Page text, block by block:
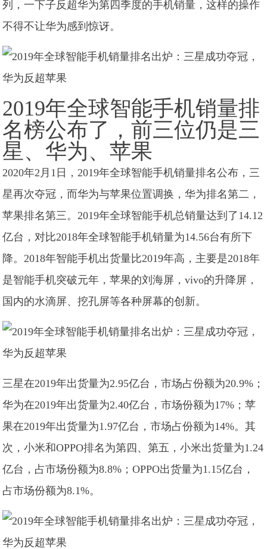
列，一下子反超华为第四季度的手机销量，这样的操作
不得不让华为感到惊讶。
2019年全球智能手机销量排
名榜公布了，前三位仍是三
星、华为、苹果
2020年2月1日，2019年全球智能手机销量排名公布，三
星再次夺冠，而华为与苹果位置调换，华为排名第二，
苹果排名第三。2019年全球智能手机总销量达到了14.12
亿台，对比2018年全球智能手机销量为14.56台有所下
降。2018年智能手机出货量比2019年高，主要是2018年
是智能手机突破元年，苹果的刘海屏，vivo的升降屏，
国内的水滴屏、挖孔屏等各种屏幕的创新。
三星在2019年出货量为2.95亿台，市场占份额为20.9%；
华为在2019年出货量为2.40亿台，市场份额为17%；苹
果在2019年出货量为1.97亿台，市场占份额为14%。其
次，小米和OPPO排名为第四、第五，小米出货量为1.24
亿台，占市场份额为8.8%；OPPO出货量为1.15亿台，
占市场份额为8.1%。